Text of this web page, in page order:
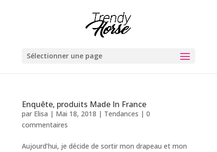
Sélectionner une page
Enquête, produits Made In France
par Elisa | Mai 18, 2018 | Tendances | 0
commentaires
Aujourd’hui, je décide de sortir mon drapeau et mon